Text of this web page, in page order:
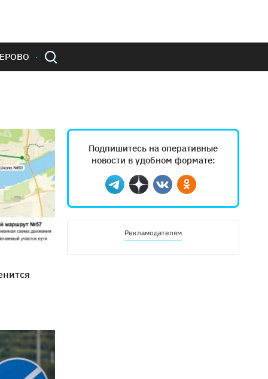
Подпишитесь на оперативные
новости в удобном формате:
Telegram
ДзенВконтактеОдноклассники
Рекламодателям